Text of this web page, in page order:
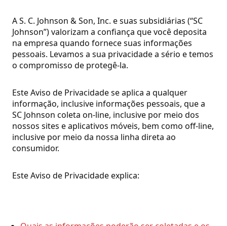
A S. C. Johnson & Son, Inc. e suas subsidiárias (“SC
Johnson”) valorizam a confiança que você deposita
na empresa quando fornece suas informações
pessoais. Levamos a sua privacidade a sério e temos
o compromisso de protegê-la.
Este Aviso de Privacidade se aplica a qualquer
informação, inclusive informações pessoais, que a
SC Johnson coleta on-line, inclusive por meio dos
nossos sites e aplicativos móveis, bem como off-line,
inclusive por meio da nossa linha direta ao
consumidor.
Este Aviso de Privacidade explica: